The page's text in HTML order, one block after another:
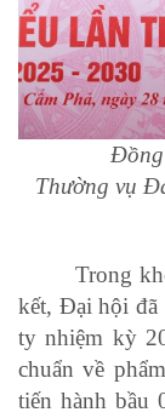
Đồng
Thường vụ
Trong
kết, Đại hội đã
ty nhiệm kỳ
chuẩn về
tiến hành bầu